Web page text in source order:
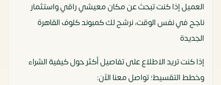
العميل إذا كنت تبحث عن مكان معيشي راقي واستثمار
ناجح في نفس الوقت، نرشح لك كمبوند كلوف القاهرة
الجديدة
إذا كنت تريد الاطلاع على تفاصيل أكثر حول كيفية الشراء
وخطط التقسيط؛ تواصل معنا الآن: